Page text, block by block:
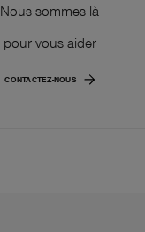
Nous sommes là
pour vous aider
CONTACTEZ-NOUS